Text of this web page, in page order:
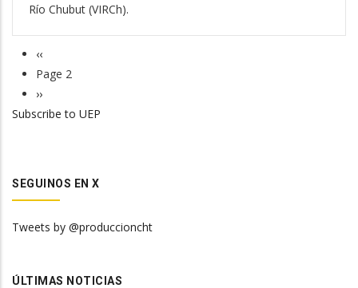
Río Chubut (VIRCh).
Pagination
Previous
page
‹‹
Page 2
Next
page
››
Subscribe to UEP
SEGUINOS EN X
Tweets by @produccioncht
ÚLTIMAS NOTICIAS